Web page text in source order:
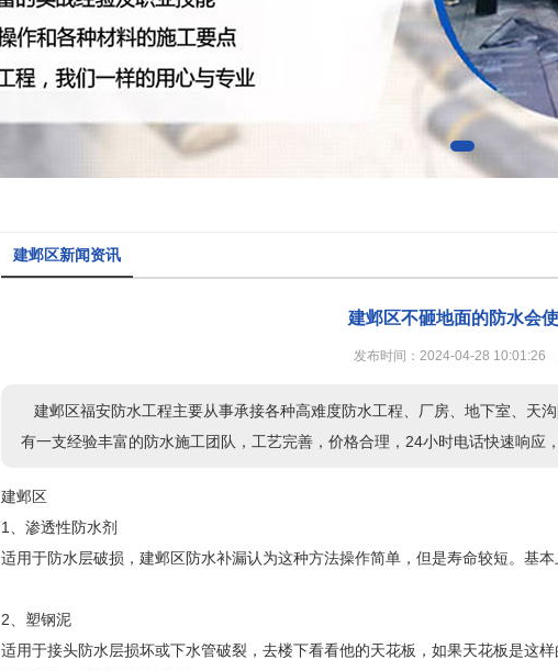
建邺区新闻资讯
建邺区不砸地面的防水会
发布时间：2024-04-28 10:01:26
建邺区福安防水工程主要从事承接各种高难度防水工程、厂房、地下室、天
有一支经验丰富的防水施工团队，工艺完善，价格合理，24小时电话快速响应
建邺区
1、渗透性防水剂
适用于防水层破损，建邺区防水补漏认为这种方法操作简单，但是寿命较短。基本
2、塑钢泥
适用于接头防水层损坏或下水管破裂，去楼下看看他的天花板，如果天花板是这